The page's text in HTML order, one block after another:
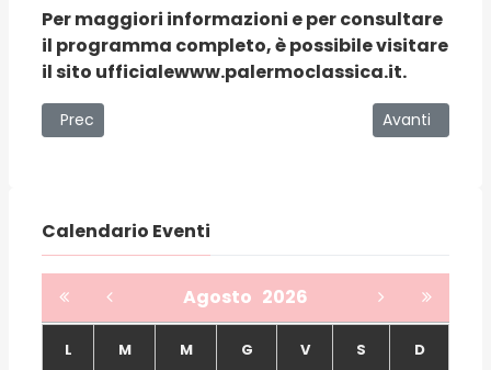
Per maggiori informazioni e per consultare
il programma completo, è possibile visitare
il sito ufficialewww.palermoclassica.it.
Articolo precedente: “I Love Lego” al Teatro Vittorio
Prec Articolo
Avanti
Calendario Eventi
Agosto 2026
L M M G V S D